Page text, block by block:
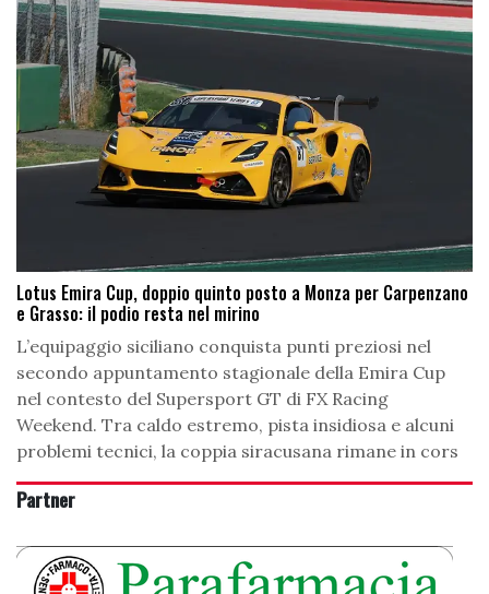
Lotus Emira Cup, doppio quinto posto a Monza per Carpenzano
e Grasso: il podio resta nel mirino
L’equipaggio siciliano conquista punti preziosi nel
secondo appuntamento stagionale della Emira Cup
nel contesto del Supersport GT di FX Racing
Weekend. Tra caldo estremo, pista insidiosa e alcuni
problemi tecnici, la coppia siracusana rimane in cors
Partner